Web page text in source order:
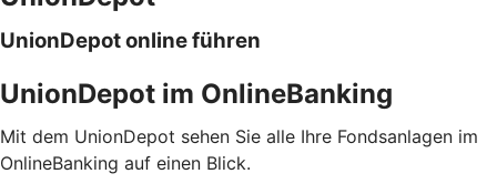
UnionDepot online führen
UnionDepot im OnlineBanking
Mit dem UnionDepot sehen Sie alle Ihre Fondsanlagen im
OnlineBanking auf einen Blick.